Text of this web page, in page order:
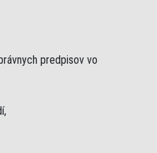
predpisov vo